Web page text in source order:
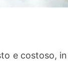
e costoso,